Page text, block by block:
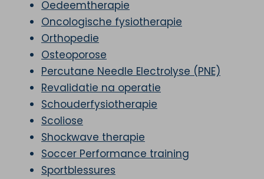
Oedeemtherapie
Oncologische fysiotherapie
Orthopedie
Osteoporose
Percutane Needle Electrolyse (PNE)
Revalidatie na operatie
Schouderfysiotherapie
Scoliose
Shockwave therapie
Soccer Performance training
Sportblessures